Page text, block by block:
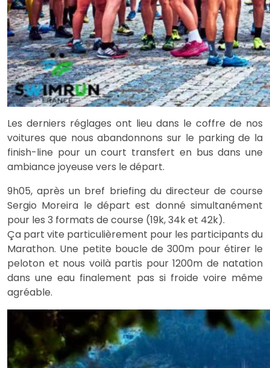
Les derniers réglages ont lieu dans le coffre de nos
voitures que nous abandonnons sur le parking de la
finish-line pour un court transfert en bus dans une
ambiance joyeuse vers le départ.
9h05, après un bref briefing du directeur de course
Sergio Moreira le départ est donné simultanément
pour les 3 formats de course (19k, 34k et 42k).
Ça part vite particulièrement pour les participants du
Marathon. Une petite boucle de 300m pour étirer le
peloton et nous voilà partis pour 1200m de natation
dans une eau finalement pas si froide voire même
agréable.